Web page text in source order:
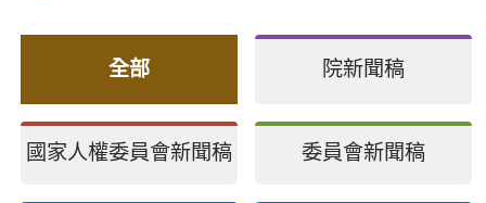
全部 院新聞稿
國家人權委員會新聞稿 委員會新聞稿